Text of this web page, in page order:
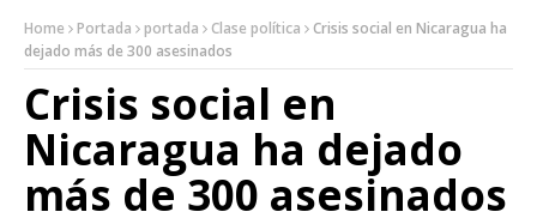
Home Portada portada Clase política
Crisis social en Nicaragua ha
dejado más de 300 asesinados
Crisis social en
Nicaragua ha dejado
más de 300 asesinados